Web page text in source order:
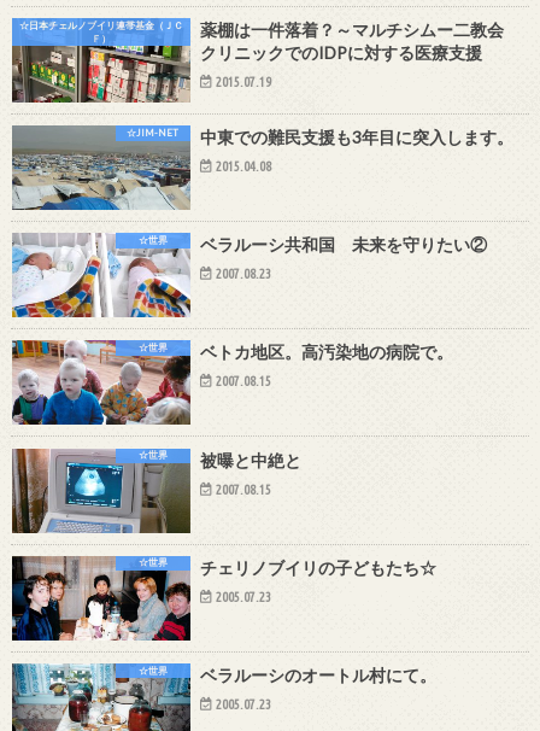
☆日本チェルノブイリ連帯基金（ＪＣ
Ｆ）
薬棚は一件落着？～マルチシムー二教会
クリニックでのIDPに対する医療支援
2015.07.19
☆JIM-NET 中東での難民支援も3年目に突入します。
2015.04.08
☆世界 ベラルーシ共和国 未来を守りたい②
2007.08.23
☆世界 ベトカ地区。高汚染地の病院で。
2007.08.15
☆世界 被曝と中絶と
2007.08.15
☆世界 チェリノブイリの子どもたち☆
2005.07.23
☆世界 ベラルーシのオートル村にて。
2005.07.23